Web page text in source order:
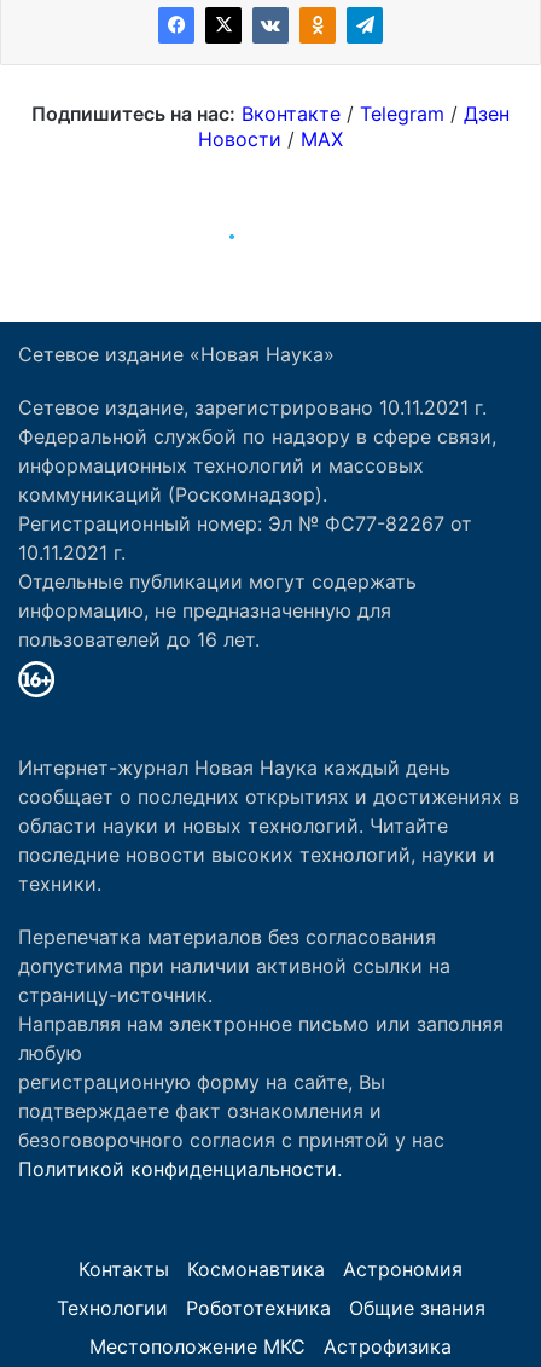
Сетевое издание «Новая Наука»
Сетевое издание, зарегистрировано 10.11.2021 г.
Федеральной службой по надзору в сфере связи,
информационных технологий и массовых
коммуникаций (Роскомнадзор).
Регистрационный номер: Эл № ФС77-82267 от
10.11.2021 г.
Отдельные публикации могут содержать
информацию, не предназначенную для
пользователей до 16 лет.
Интернет-журнал Новая Наука каждый день
сообщает о последних открытиях и достижениях в
области науки и новых технологий. Читайте
последние новости высоких технологий, науки и
техники.
Перепечатка материалов без согласования
допустима при наличии активной ссылки на
страницу-источник.
Направляя нам электронное письмо или заполняя
любую
регистрационную форму на сайте, Вы
подтверждаете факт ознакомления и
безоговорочного согласия с принятой у нас
Политикой конфиденциальности.
Контакты Космонавтика
Астрономия
Технологии
Робототехника
Общие знания
Местоположение МКС
Астрофизика